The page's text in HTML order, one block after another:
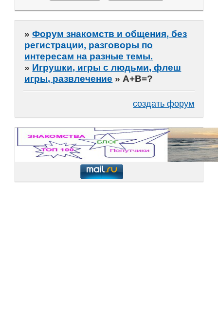
»Форум знакомств и общения, без
регистрации, разговоры по
интересам на разные темы.
» Игрушки, игры с людьми, флеш
игры, развлечение » А+В=?
создать форум